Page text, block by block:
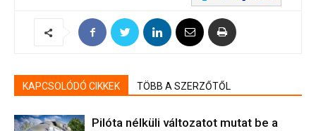
KAPCSOLÓDÓ CIKKEK TÖBB A SZERZŐTŐL
Pilóta nélküli változatot mutat be a